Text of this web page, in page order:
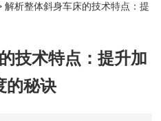
解析整体斜身车床的技术特点：提
技术特点：提升加
的秘诀